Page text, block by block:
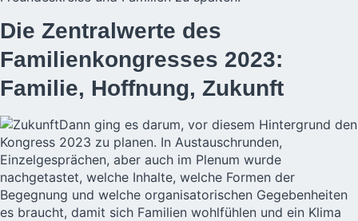
Die Zentralwerte des
Familienkongresses 2023:
Familie, Hoffnung, Zukunft
Dann ging es darum, vor diesem Hintergrund den
Kongress 2023 zu planen. In Austauschrunden,
Einzelgesprächen, aber auch im Plenum wurde
nachgetastet, welche Inhalte, welche Formen der
Begegnung und welche organisatorischen Gegebenheiten
es braucht, damit sich Familien wohlfühlen und ein Klima